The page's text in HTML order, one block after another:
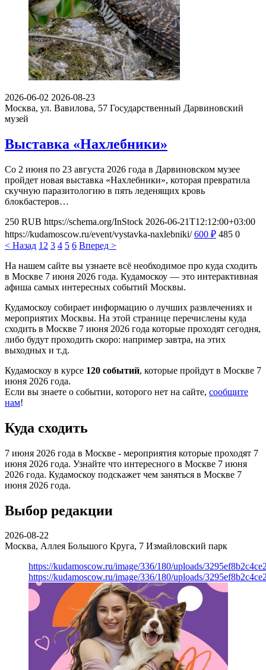
2026-06-02 2026-08-23
Москва, ул. Вавилова, 57 Государственный Дарвиновский
музей
Выставка «Нахлебники»
Со 2 июня по 23 августа 2026 года в Дарвиновском музее
пройдет новая выставка «Нахлебники», которая превратила
скучную паразитологию в пять леденящих кровь
блокбастеров…
250 RUB https://schema.org/InStock 2026-06-21T12:12:00+03:00
https://kudamoscow.ru/event/vystavka-naxlebniki/ 600 ₽ 485 0
< Назад 1 2 3 4 5 6 Вперед >
На нашем сайте вы узнаете всё необходимое про куда сходить
в Москве 7 июня 2026 года. Кудамоскоу — это интерактивная
афиша самых интересных событий Москвы.
Кудамоскоу собирает информацию о лучших развлечениях и
мероприятих Москвы. На этой странице перечислены куда
сходить в Москве 7 июня 2026 года которые проходят сегодня,
либо будут проходить скоро: например завтра, на этих
выходных и т.д.
Кудамоскоу в курсе 120 событий, которые пройдут в Москве 7
июня 2026 года.
Если вы знаете о событии, которого нет на сайте, сообщите
нам!
Куда сходить
7 июня 2026 года в Москве - мероприятия которые проходят 7
июня 2026 года. Узнайте что интересного в Москве 7 июня
2026 года. Кудамоскоу подскажет чем заняться в Москве 7
июня 2026 года.
Выбор редакции
2026-08-22
Москва, Аллея Большого Круга, 7 Измайловский парк
https://kudamoscow.ru/image/336/180/uploads/
https://kudamoscow.ru/image/336/180/uploads/